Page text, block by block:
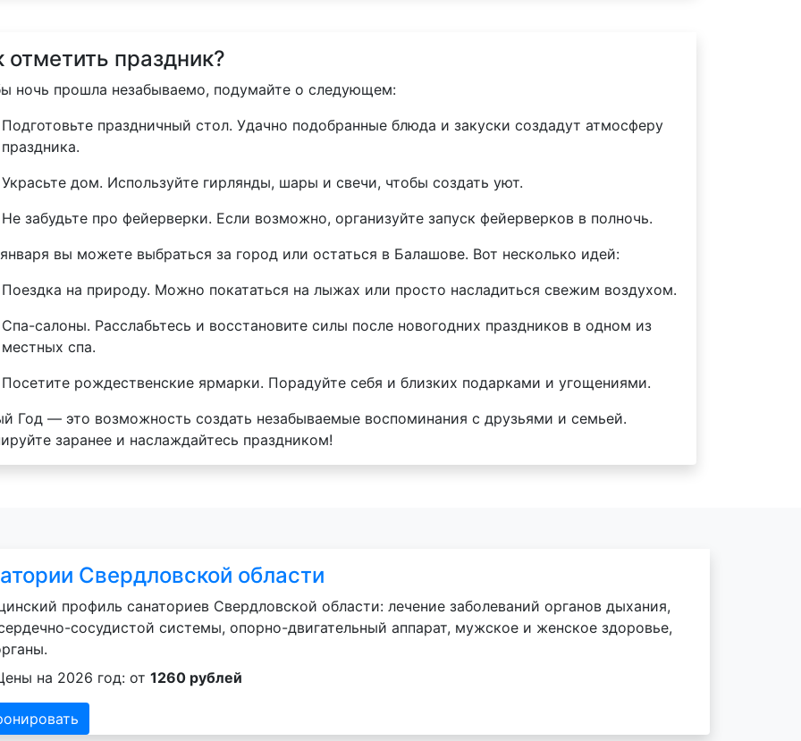
отметить праздник?
ночь прошла незабываемо, подумайте о следующем:
Подготовьте праздничный стол. Удачно подобранные блюда и закуски создадут атмосферу
праздника.
Украсьте дом. Используйте гирлянды, шары и свечи, чтобы создать уют.
Не забудьте про фейерверки. Если возможно, организуйте запуск фейерверков в полночь.
вы можете выбраться за город или остаться в Балашове. Вот несколько идей:
Поездка на природу. Можно покататься на лыжах или просто насладиться свежим воздухом.
Спа-салоны. Расслабьтесь и восстановите силы после новогодних праздников в одном из
местных спа.
Посетите рождественские ярмарки. Порадуйте себя и близких подарками и угощениями.
Год — это возможность создать незабываемые воспоминания с друзьями и семьей.
заранее и наслаждайтесь праздником!
Свердловской области
профиль санаториев Свердловской области: лечение заболеваний органов дыхания,
сосудистой системы, опорно-двигательный аппарат, мужское и женское здоровье,
на 2026 год: от 1260 рублей